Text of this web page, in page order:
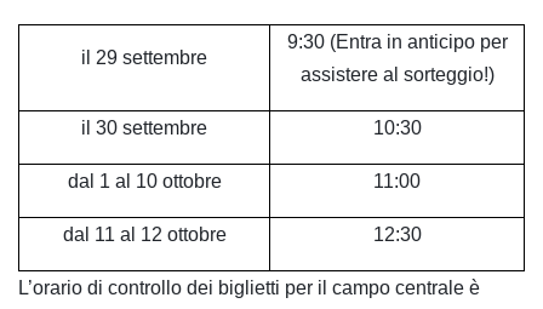
il 29 settembre
9:30 (Entra in anticipo per
assistere al sorteggio!)
il 30 settembre 10:30
dal 1 al 10 ottobre 11:00
dal 11 al 12 ottobre 12:30
L’orario di controllo dei biglietti per il campo centrale è